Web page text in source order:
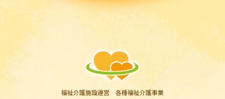
福祉介護施設運営 各種福祉介護事業